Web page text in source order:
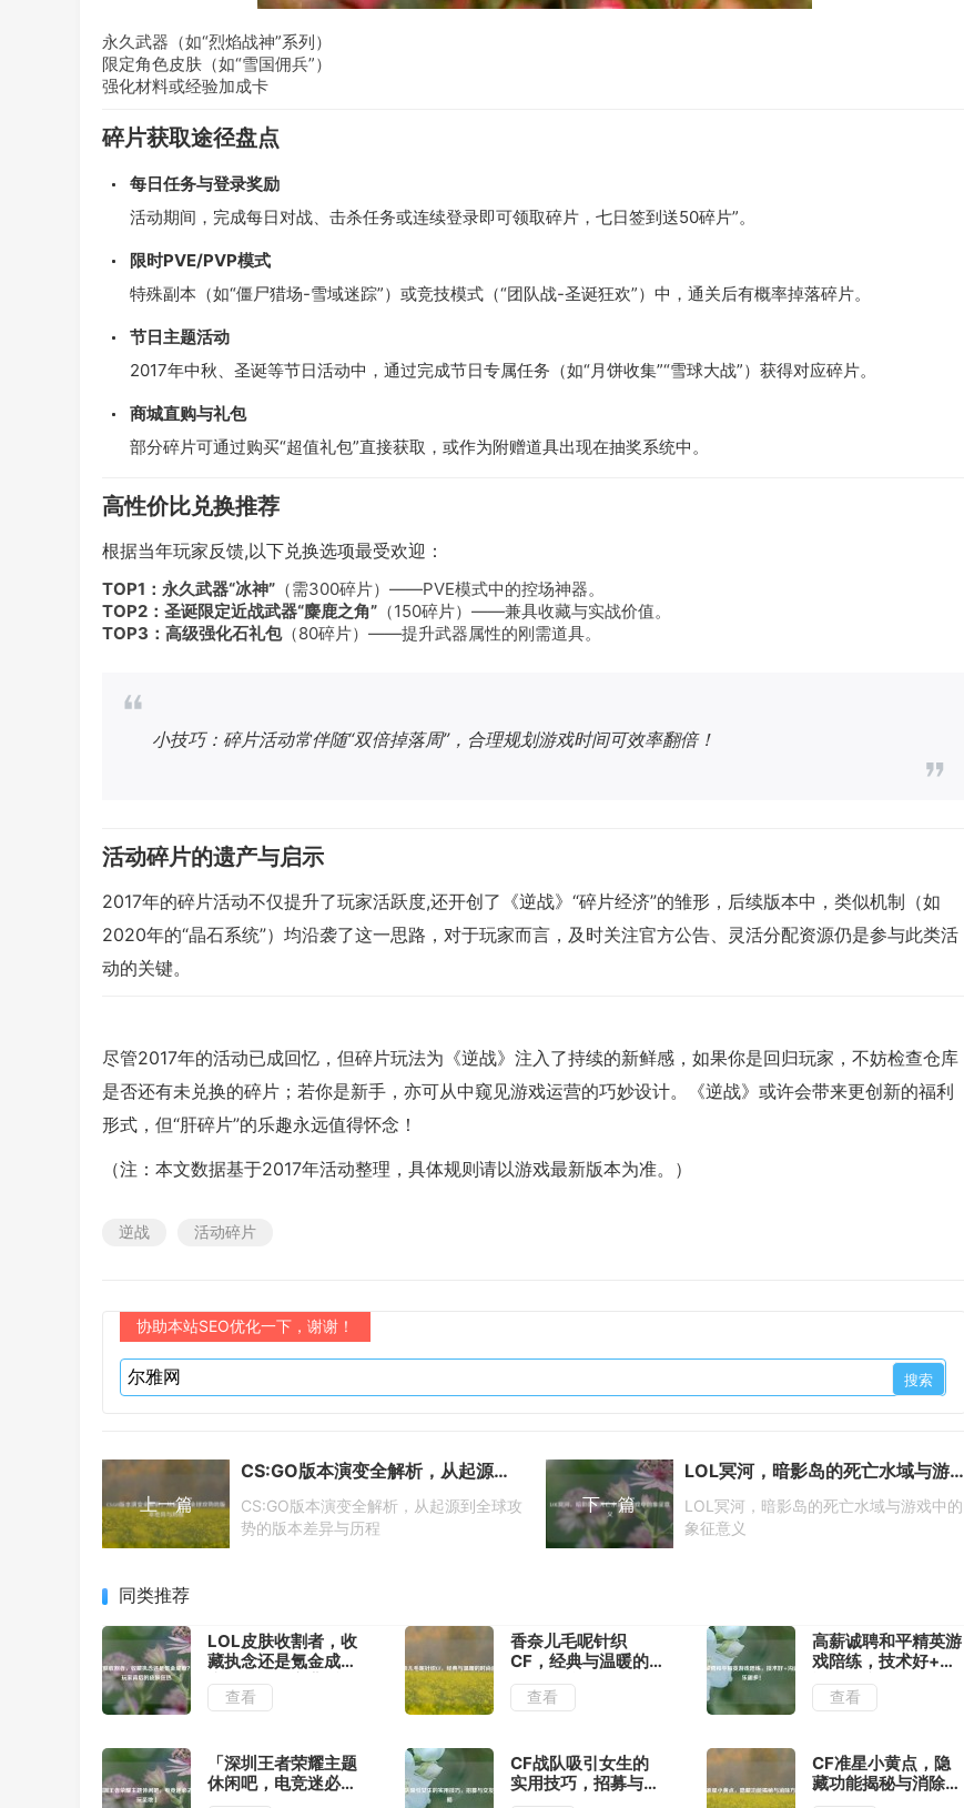
永久武器（如“烈焰战神”系列）
限定角色皮肤（如“雪国佣兵”）
强化材料或经验加成卡
碎片获取途径盘点
每日任务与登录奖励
活动期间，完成每日对战、击杀任务或连续登录即可领取碎片，七日签到送50碎片”。
限时PVE/PVP模式
特殊副本（如“僵尸猎场-雪域迷踪”）或竞技模式（“团队战-圣诞狂欢”）中，通关后有概率掉落碎片。
节日主题活动
2017年中秋、圣诞等节日活动中，通过完成节日专属任务（如“月饼收集”“雪球大战”）获得对应碎片。
商城直购与礼包
部分碎片可通过购买“超值礼包”直接获取，或作为附赠道具出现在抽奖系统中。
高性价比兑换推荐
根据当年玩家反馈,以下兑换选项最受欢迎：
TOP1：永久武器“冰神” （需300碎片）——PVE模式中的控场神器。
TOP2：圣诞限定近战武器“麋鹿之角” （150碎片）——兼具收藏与实战价值。
TOP3：高级强化石礼包（80碎片）——提升武器属性的刚需道具。
小技巧：碎片活动常伴随“双倍掉落周”，合理规划游戏时间可效率翻倍！
活动碎片的遗产与启示
2017年的碎片活动不仅提升了玩家活跃度,还开创了《逆战》“碎片经济”的雏形，后续版本中，类似机制（如
2020年的“晶石系统”）均沿袭了这一思路，对于玩家而言，及时关注官方公告、灵活分配资源仍是参与此类活
动的关键。
尽管2017年的活动已成回忆，但碎片玩法为《逆战》注入了持续的新鲜感，如果你是回归玩家，不妨检查仓库
是否还有未兑换的碎片；若你是新手，亦可从中窥见游戏运营的巧妙设计。《逆战》或许会带来更创新的福利
形式，但“肝碎片”的乐趣永远值得怀念！
（注：本文数据基于2017年活动整理，具体规则请以游戏最新版本为准。）
逆战 活动碎片
协助本站SEO优化一下，谢谢！
上一篇
CS:GO版本演变全解析，从起源到全球攻势的版本差异与历程
CS:GO版本演变全解析，从起源到全球攻
势的版本差异与历程
下一篇
LOL冥河，暗影岛的死亡水域与游戏中的象征意义
LOL冥河，暗影岛的死亡水域与游戏中的
象征意义
同类推荐
LOL皮肤收割者，收
藏执念还是氪金成
瘾？揭秘玩家背后的
皮肤狂热
查看
香奈儿毛呢针织
CF，经典与温暖的
时尚邂逅
查看
高薪诚聘和平精英游
戏陪练，技术好+沟
通强+乐趣多！
查看
「深圳王者荣耀主题
休闲吧，电竞迷必去
的潮玩圣地」
CF战队吸引女生的
实用技巧，招募与交
友全攻略
CF准星小黄点，隐
藏功能揭秘与消除方
法